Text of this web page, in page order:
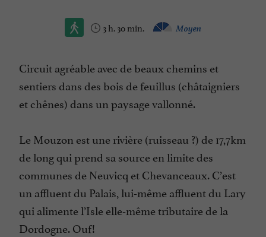
3 h. 30 min. Moyen
Circuit agréable avec de beaux chemins et
sentiers dans des bois de feuillus (châtaigniers
et chênes) dans un paysage vallonné.
Le Mouzon est une rivière (ruisseau ?) de 17,7km
de long qui prend sa source en limite des
communes de Neuvicq et Chevanceaux. C’est
un affluent du Palais, lui-même affluent du Lary
qui alimente l’Isle elle-même tributaire de la
Dordogne. Ouf!